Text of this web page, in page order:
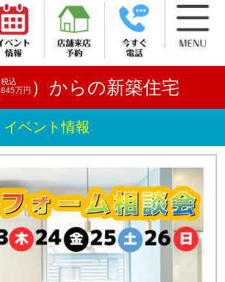
税込
845万円 ）からの新築住宅
イベント情報